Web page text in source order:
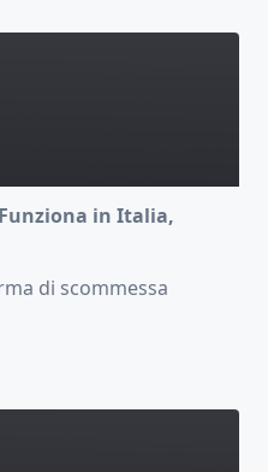
in Italia,
di scommessa